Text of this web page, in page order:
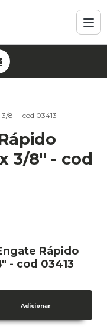
8" - cod 03413
3/8" - cod
Rápido
- cod 03413